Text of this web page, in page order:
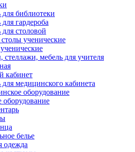
библиотеки
гардероба
столовой
ученические
мебель для учителя
кабинет
медицинского кабинета
оборудование
белье
одежда